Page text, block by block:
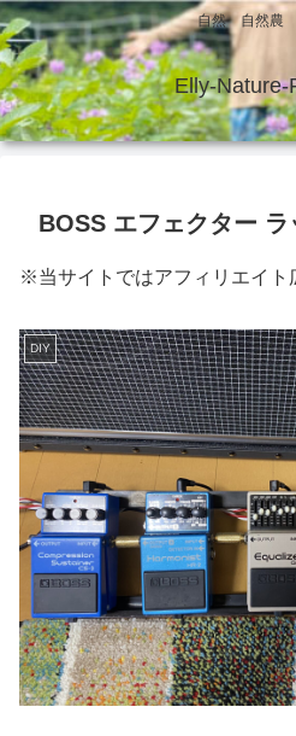
自然 自然
Elly-
BOSS エフェクター ラ
※当サイトではアフィリエイト
DIY